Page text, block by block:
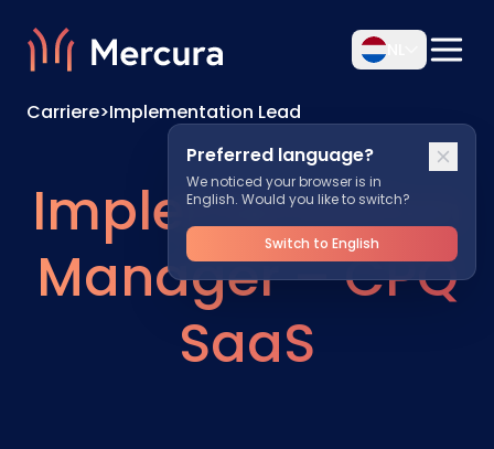
Preferred language?
We noticed your browser is in
English. Would you like to switch?
Switch to English
Carriere>Implementation Lead
Implementation
Manager – CPQ
SaaS